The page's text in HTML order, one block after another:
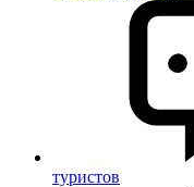
туристов